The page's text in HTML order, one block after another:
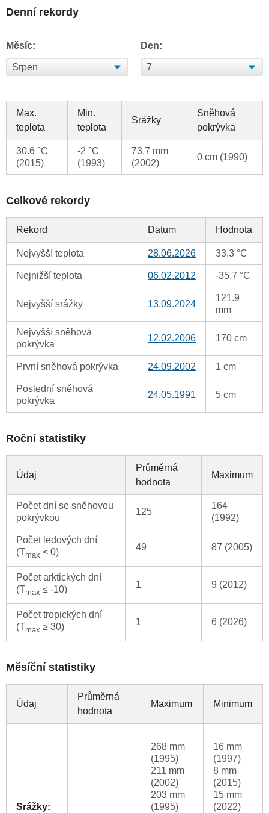
Denní rekordy
Měsíc: Den:
Max.
teplota
Min.
teplota
Srážky
Sněhová
pokrývka
30.6 °C
(2015)
-2 °C
(1993)
73.7 mm
(2002)
0 cm (1990)
Celkové rekordy
Rekord Datum Hodnota
Nejvyšší teplota 28.06.2026 33.3 °C
Nejnižší teplota 06.02.2012 -35.7 °C
Nejvyšší srážky 13.09.2024
121.9
mm
Nejvyšší sněhová
pokrývka
12.02.2006 170 cm
První sněhová pokrývka 24.09.2002 1 cm
Poslední sněhová
pokrývka
24.05.1991 5 cm
Roční statistiky
Údaj
Průměrná
hodnota
Maximum
Počet dní se sněhovou
pokrývkou
125
164
(1992)
Počet ledových dní
(Tmax < 0) 49 87 (2005)
Počet arktických dní
(Tmax ≤ -10) 1 9 (2012)
Počet tropických dní
(Tmax ≥ 30) 1 6 (2026)
Měsíční statistiky
Údaj
Průměrná
hodnota
Maximum Minimum
Srážky:
268 mm
(1995)
211 mm
(2002)
203 mm
(1995)
16 mm
(1997)
8 mm
(2015)
15 mm
(2022)